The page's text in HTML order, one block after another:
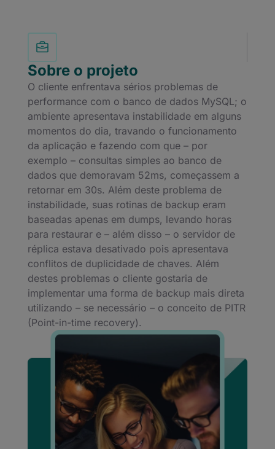
Sobre o projeto
O cliente enfrentava sérios problemas de
performance com o banco de dados MySQL; o
ambiente apresentava instabilidade em alguns
momentos do dia, travando o funcionamento
da aplicação e fazendo com que – por
exemplo – consultas simples ao banco de
dados que demoravam 52ms, começassem a
retornar em 30s. Além deste problema de
instabilidade, suas rotinas de backup eram
baseadas apenas em dumps, levando horas
para restaurar e – além disso – o servidor de
réplica estava desativado pois apresentava
conflitos de duplicidade de chaves. Além
destes problemas o cliente gostaria de
implementar uma forma de backup mais direta
utilizando – se necessário – o conceito de PITR
(Point-in-time recovery).